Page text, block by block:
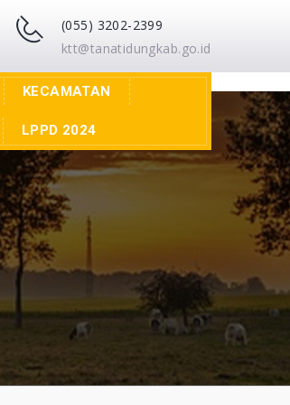
(055) 3202-2399
ktt@tanatidungkab.go.id
KECAMATAN
LPPD 2024